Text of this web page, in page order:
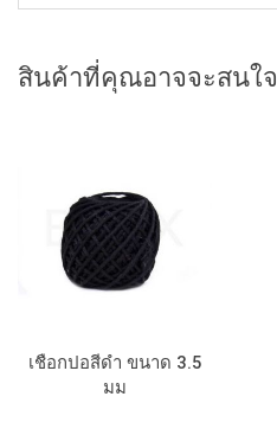
สินค้าที่คุณอาจจะสนใจ
เชือกปอสีดำ ขนาด 3.5
มม